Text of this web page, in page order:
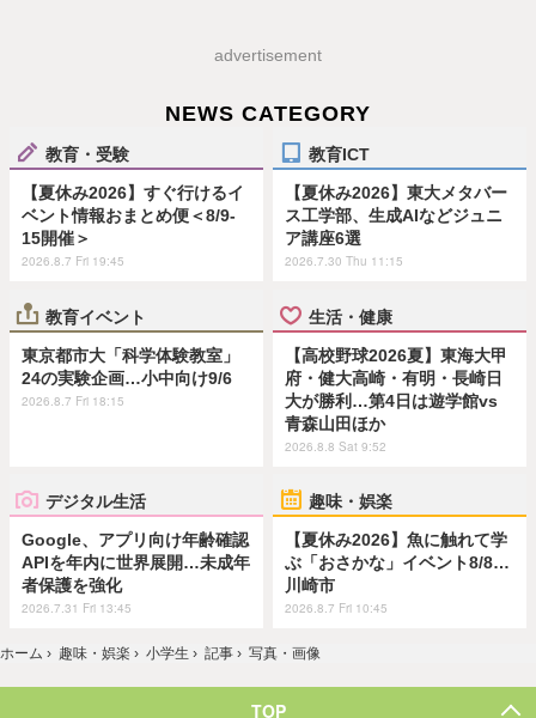
advertisement
NEWS CATEGORY
教育・受験
【夏休み2026】すぐ行けるイ
ベント情報おまとめ便＜8/9-
15開催＞
2026.8.7 Fri 19:45
教育ICT
【夏休み2026】東大メタバー
ス工学部、生成AIなどジュニ
ア講座6選
2026.7.30 Thu 11:15
教育イベント
東京都市大「科学体験教室」
24の実験企画…小中向け9/6
2026.8.7 Fri 18:15
生活・健康
【高校野球2026夏】東海大甲
府・健大高崎・有明・長崎日
大が勝利…第4日は遊学館vs
青森山田ほか
2026.8.8 Sat 9:52
デジタル生活
Google、アプリ向け年齢確認
APIを年内に世界展開…未成年
者保護を強化
2026.7.31 Fri 13:45
趣味・娯楽
【夏休み2026】魚に触れて学
ぶ「おさかな」イベント8/8…
川崎市
2026.8.7 Fri 10:45
ホーム › 趣味・娯楽 › 小学生 › 記事 › 写真・画像
TOP